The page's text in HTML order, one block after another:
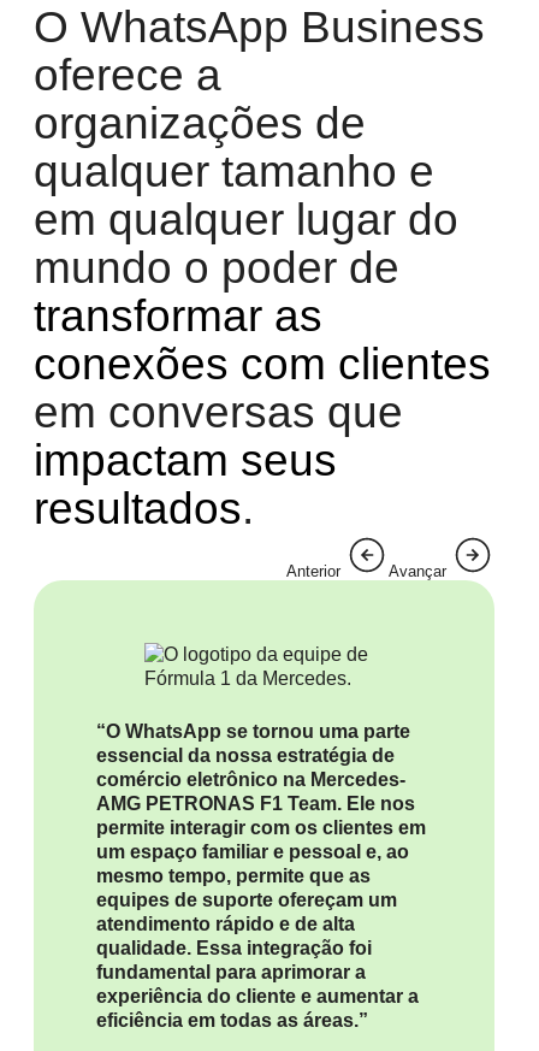
O WhatsApp Business
oferece a
organizações de
qualquer tamanho e
em qualquer lugar do
mundo o poder de
transformar as
conexões com clientes
em conversas que
impactam seus
resultados.
“O WhatsApp se tornou uma parte
essencial da nossa estratégia de
comércio eletrônico na Mercedes-
AMG PETRONAS F1 Team. Ele nos
permite interagir com os clientes em
um espaço familiar e pessoal e, ao
mesmo tempo, permite que as
equipes de suporte ofereçam um
atendimento rápido e de alta
qualidade. Essa integração foi
fundamental para aprimorar a
experiência do cliente e aumentar a
eficiência em todas as áreas.”
Anterior Avançar